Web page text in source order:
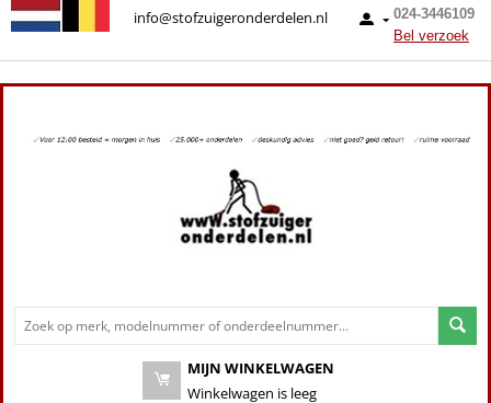
024-3446109
Bel verzoek
info@stofzuigeronderdelen.nl
MIJN WINKELWAGEN
Winkelwagen is leeg